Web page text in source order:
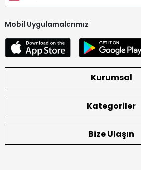
Mobil Uygulamalarımız
Kurumsal
Kategoriler
Bize Ulaşın